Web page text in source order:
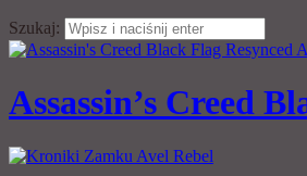
Szukaj:
Assassin’s Creed